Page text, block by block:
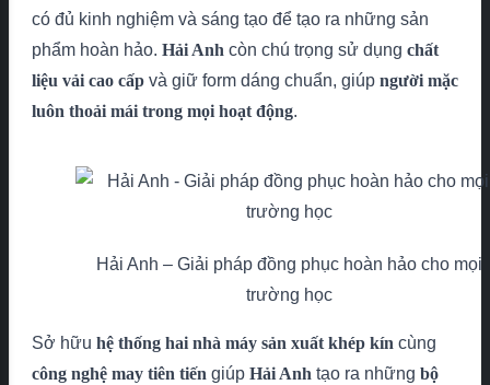
có đủ kinh nghiệm và sáng tạo để tạo ra những sản
phẩm hoàn hảo. Hải Anh còn chú trọng sử dụng chất
liệu vải cao cấp và giữ form dáng chuẩn, giúp người mặc
luôn thoải mái trong mọi hoạt động.
Hải Anh – Giải pháp đồng phục hoàn hảo cho mọi
trường học
Sở hữu hệ thống hai nhà máy sản xuất khép kín cùng
công nghệ may tiên tiến giúp Hải Anh tạo ra những bộ